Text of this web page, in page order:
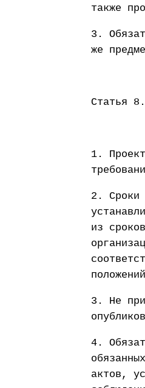
также
3.
же
Статья
1.
2. Сроки
из
3. Не
4.
актов,